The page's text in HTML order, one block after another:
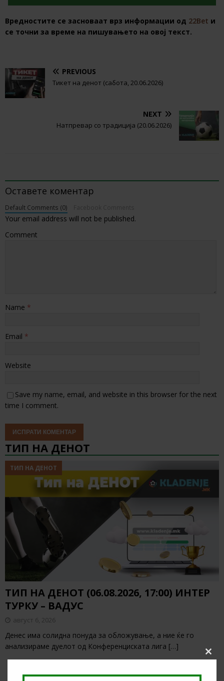
Вредностите се засноваат врз информации од 22Bet и
се точни за време на пишувањето на овој текст.
PREVIOUS
Тикет на денот (сабота, 20.06.2026)
NEXT
Натпревар со традиција (20.06.2026)
Оставете коментар
Default Comments (0)
Your email address will not be published.
Comment
Name *
Email *
Website
Save my name, email, and website in this browser for the next
time I comment.
ТИП НА ДЕНОТ
ТИП НА ДЕНОТ
ТИП НА ДЕНОТ (06.08.2026, 17:00) ИНТЕР
ТУРКУ – ВАДУС
август 6, 2026
Денес има солидна понуда за обложување, а ние ќе го
анализираме дуелот од Конференциската лига […]